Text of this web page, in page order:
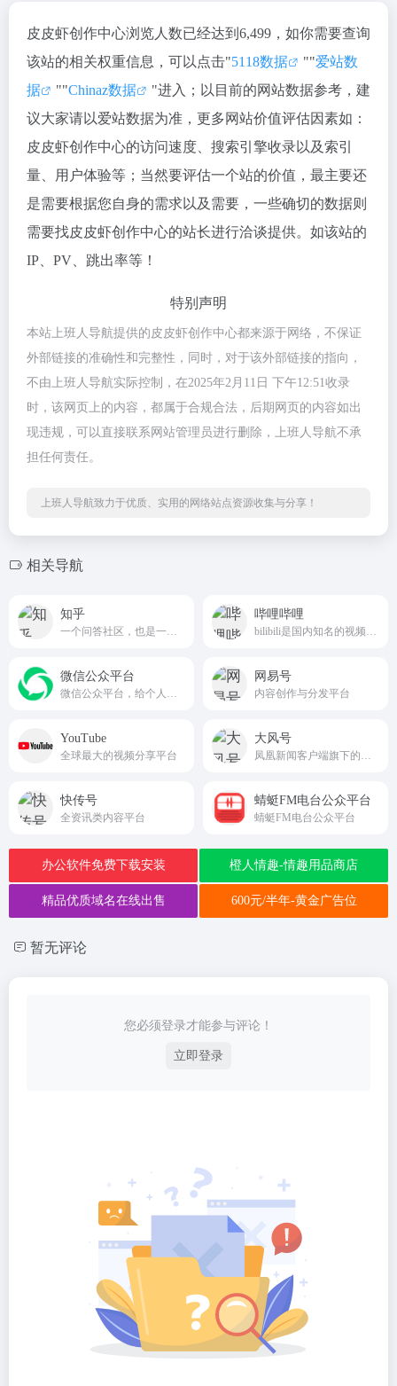
皮皮虾创作中心浏览人数已经达到6,499，如你需要查询
该站的相关权重信息，可以点击"5118数据 ""爱站数
据
""Chinaz数据
"进入；以目前的网站数据参考，建
议大家请以爱站数据为准，更多网站价值评估因素如：
皮皮虾创作中心的访问速度、搜索引擎收录以及索引
量、用户体验等；当然要评估一个站的价值，最主要还
是需要根据您自身的需求以及需要，一些确切的数据则
需要找皮皮虾创作中心的站长进行洽谈提供。如该站的
IP、PV、跳出率等！
特别声明
本站上班人导航提供的皮皮虾创作中心都来源于网络，不保证
外部链接的准确性和完整性，同时，对于该外部链接的指向，
不由上班人导航实际控制，在2025年2月11日 下午12:51收录
时，该网页上的内容，都属于合规合法，后期网页的内容如出
现违规，可以直接联系网站管理员进行删除，上班人导航不承
担任何责任。
上班人导航致力于优质、实用的网络站点资源收集与分享！
相关导航
知乎 哔哩哔哩
微信公众平台 网易号
内容创作与分发平台
YouTube
全球最大的视频分享平台
大风号
快传号
全资讯类内容平台
蜻蜓FM电台公众平台
蜻蜓FM电台公众平台
办公软件免费下载安装 橙人情趣-情趣用品商店
精品优质域名在线出售 600元/半年-黄金广告位
暂无评论
您必须登录才能参与评论！
立即登录